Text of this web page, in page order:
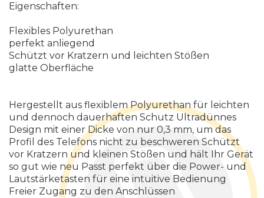
Eigenschaften:
Flexibles Polyurethan
perfekt anliegend
Schützt vor Kratzern und leichten Stößen
glatte Oberfläche
Hergestellt aus flexiblem Polyurethan für leichten
und dennoch dauerhaften Schutz Ultradünnes
Design mit einer Dicke von nur 0,3 mm, um das
Profil des Telefons nicht zu beschweren Schützt
vor Kratzern und kleinen Stößen und hält Ihr Gerät
so gut wie neu Passt perfekt über die Power- und
Lautstärketasten für eine intuitive Bedienung
Freier Zugang zu den Anschlüssen